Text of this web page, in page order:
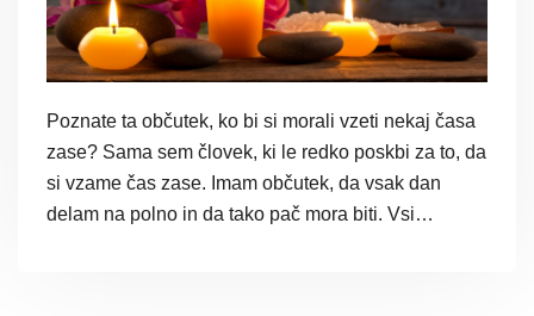
Poznate ta občutek, ko bi si morali vzeti nekaj časa
zase? Sama sem človek, ki le redko poskbi za to, da
si vzame čas zase. Imam občutek, da vsak dan
delam na polno in da tako pač mora biti. Vsi…